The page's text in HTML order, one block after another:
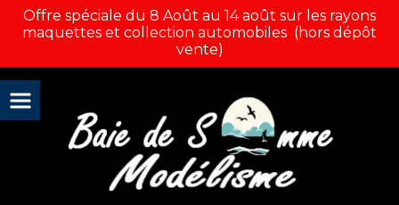
Offre spéciale du 8 Août au 14 août sur les rayons
maquettes et collection automobiles (hors dépôt
vente)
Panneau de gestion des cookies